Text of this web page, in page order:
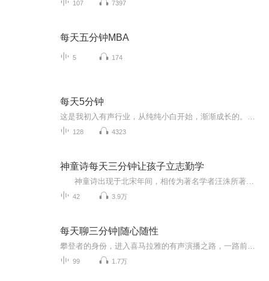
107 7397
每天五分钟MBA
5 174
每天5分钟
128 4323
神童诗每天三分钟让孩子立志勤学
42 3.9万
每天聊三分钟|随心随性
99 1.7万